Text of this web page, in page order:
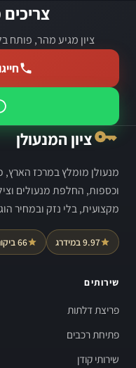
צריכים
ציון מגיע מהר, פותח
ציון המנעולן
מנעולן מומלץ במרכז
וכספות, החלפת מנעולים
מקצועית, בלי נזק ובמחיר
9.97 במידרג 66 ביקורות בגוגל
שירותים
פריצת דלתות
פתיחת רכבים
שירותי קודן